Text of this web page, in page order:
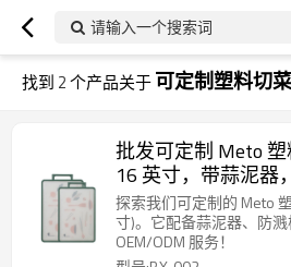
请输入一个搜索词
找到 2个产品关于可定制塑料切
批发可定制 Meto
16 英寸，带蒜泥器
设计，带秤
探索我们可定制的 Meto
寸)。它配备蒜泥器、防
OEM/ODM 服务！